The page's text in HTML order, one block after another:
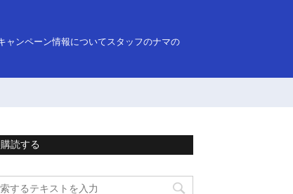
ャンペーン情報についてスタッフのナマの
購読する